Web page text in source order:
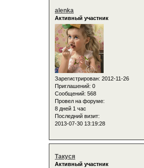
alenka
Активный участник
Зарегистрирован: 2012-11-26
Приглашений: 0
Сообщений: 568
Провел на форуме:
8 дней 1 час
Последний визит:
2013-07-30 13:19:28
Такуся
Активный участник